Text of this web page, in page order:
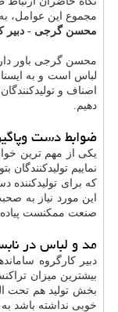
مجموع این عوامل،
محسن گرجی - دبیر
محسن گرجی باور
لباس است و به
اصناف و
دهیم.
ضوابط دست
یکی از مهم ترین
نماییم
که برای
این مورد نیاز به
صنعت ممکنست پیاده
مد و لباس در
دبیر کارگروه
بیشترین میزان
بخش تولید هم تحت
خوبی نداشته باشد